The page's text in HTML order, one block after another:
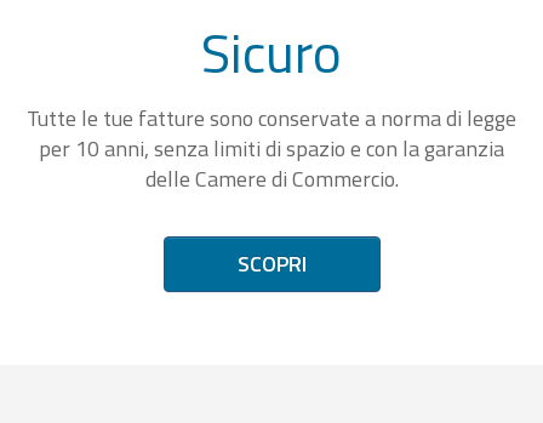
Sicuro
Tutte le tue fatture sono conservate a norma di legge
per 10 anni, senza limiti di spazio e con la garanzia
delle Camere di Commercio.
SCOPRI